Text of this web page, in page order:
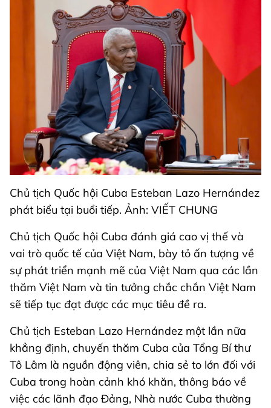
Chủ tịch Quốc hội Cuba Esteban Lazo Hernández
phát biểu tại buổi tiếp. Ảnh: VIẾT CHUNG
Chủ tịch Quốc hội Cuba đánh giá cao vị thế và
vai trò quốc tế của Việt Nam, bày tỏ ấn tượng về
sự phát triển mạnh mẽ của Việt Nam qua các lần
thăm Việt Nam và tin tưởng chắc chắn Việt Nam
sẽ tiếp tục đạt được các mục tiêu đề ra.
Chủ tịch Esteban Lazo Hernández một lần nữa
khẳng định, chuyến thăm Cuba của Tổng Bí thư
Tô Lâm là nguồn động viên, chia sẻ to lớn đối với
Cuba trong hoàn cảnh khó khăn, thông báo về
việc các lãnh đạo Đảng, Nhà nước Cuba thường